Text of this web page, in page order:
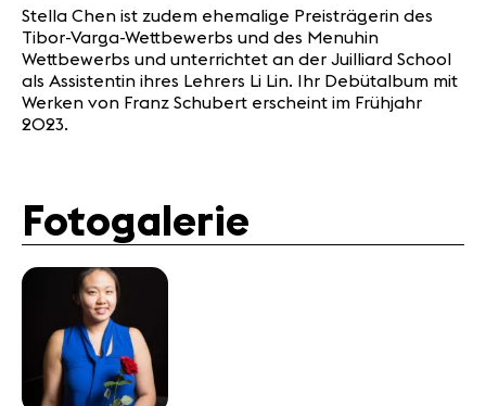
Stella Chen ist zudem ehemalige Preisträgerin des
Tibor-Varga-Wettbewerbs und des Menuhin
Wettbewerbs und unterrichtet an der Juilliard School
als Assistentin ihres Lehrers Li Lin. Ihr Debütalbum mit
Werken von Franz Schubert erscheint im Frühjahr
2023.
Fotogalerie